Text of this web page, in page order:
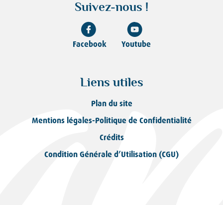
Suivez-nous !
Facebook Youtube
Liens utiles
Plan du site
Mentions légales-Politique de Confidentialité
Crédits
Condition Générale d’Utilisation (CGU)